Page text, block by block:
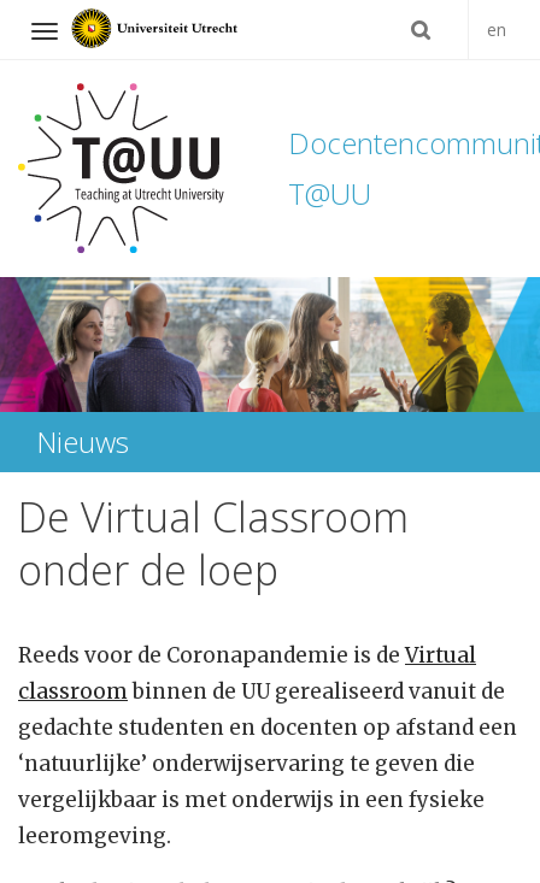
Navigation en
T@UU
Direct
naar
het
inhoud
Nieuws
De Virtual Classroom
onder de loep
Reeds voor de Coronapandemie is deVirtual
classroombinnen de UU gerealiseerd vanuit de
gedachte studenten en docenten op afstand een
‘natuurlijke’ onderwijservaring te geven die
vergelijkbaar is met onderwijs in een fysieke
leeromgeving.